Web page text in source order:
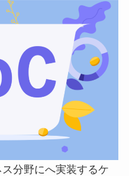
分野にへ実装するケ